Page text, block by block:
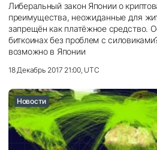
Либеральный закон Японии о
преимущества, неожиданные для
запрещён как платёжное средство.
биткоинах без проблем с
возможно в Японии
18 Декабрь 2017 21:00, UTC
Новости